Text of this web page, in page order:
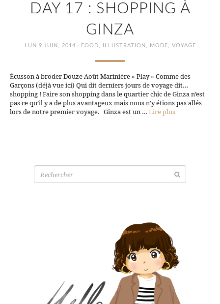
DAY 17 : SHOPPING À
GINZA
LUN 9 JUIN, 2014 · FOOD, ILLUSTRATION , MODE, VOYAGE
Écusson à broder Douze Août Marinière « Play » Comme des
Garçons (déjà vue ici) Qui dit derniers jours de voyage dit…
shopping ! Faire son shopping dans le quartier chic de Ginza n’est
pas ce qu’il y a de plus avantageux mais nous n’y étions pas allés
lors de notre premier voyage. Ginza est un … Lire plus
Recherche
pour: